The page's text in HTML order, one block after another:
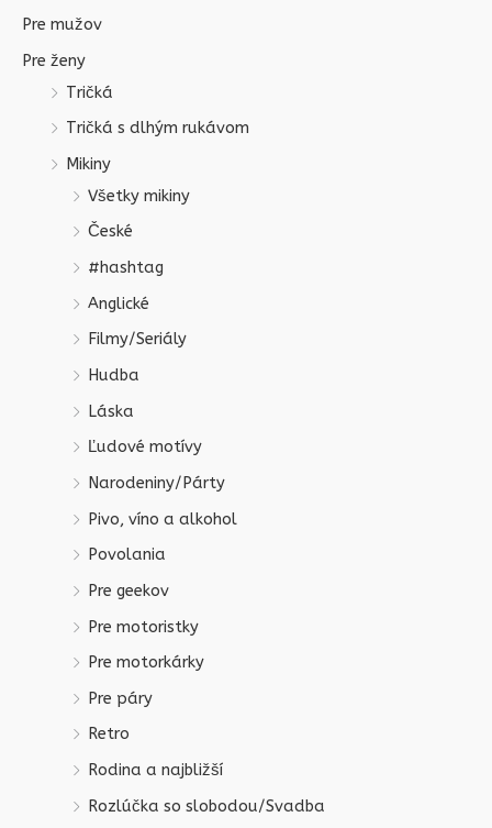
Pre mužov
Pre ženy
Tričká
Tričká s dlhým rukávom
Mikiny
Všetky mikiny
České
#hashtag
Anglické
Filmy/Seriály
Hudba
Láska
Ľudové motívy
Narodeniny/Párty
Pivo, víno a alkohol
Povolania
Pre geekov
Pre motoristky
Pre motorkárky
Pre páry
Retro
Rodina a najbližší
Rozlúčka so slobodou/Svadba